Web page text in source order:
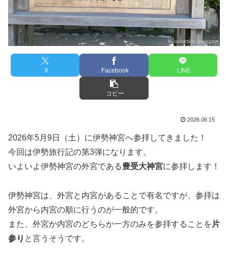
X Facebook LINE
コピー
2026.06.15
2026年5月9日（土）に伊勢神宮へ参拝してきました！
今回は伊勢旅行記の第3弾になります。
いよいよ伊勢神宮の外宮である豊受大神宮に参拝します！
伊勢神宮は、外宮と内宮があることで有名ですが、参拝は
外宮から内宮の順に行うのが一般的です。
また、外宮か内宮のどちらか一方のみを参拝することを 片
参り と言うそうです。